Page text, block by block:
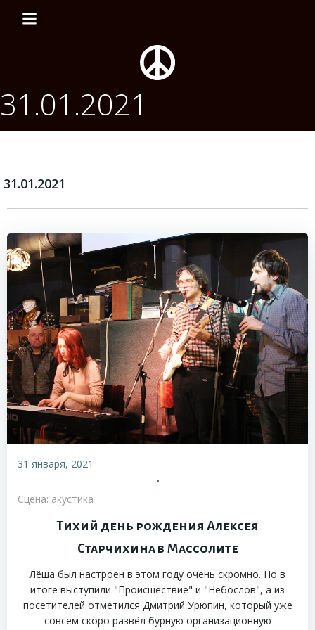
содержимому
31.01.2021
31.01.2021
31 января, 2021
•
Сцена: акустика
Тихий день рождения Алексея
Старчихина в Массолите
Лёша был настроен в этом году очень скромно. Но в
итоге выступили "Происшествие" и "Небослов", а из
посетителей отметился Дмитрий Урюпин, который уже
совсем скоро развёл бурную организационную